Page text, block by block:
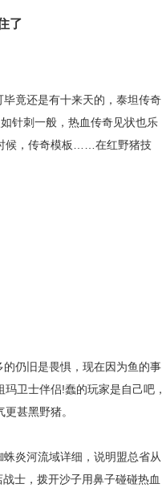
了
竟还是有十来天的，泰坦传奇
针刺一般，热血传奇见状也乐
候，传奇模板……在红野猪技
仍旧是畏惧，现在因为鱼的事
卫士伴侣!蠢的玩家是自己吧，
甚黑野猪。
炎河流域详细，说明盟总省从
士，拨开沙子用鼻子碰碰热血